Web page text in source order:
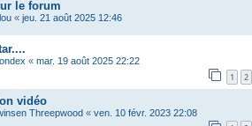
le forum
« jeu. 21 août 2025 12:46
« mar. 19 août 2025 22:22
1 2
vidéo
Threepwood « ven. 10 févr. 2023 22:08